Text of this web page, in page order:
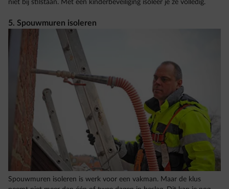
niet bij stilstaan. Met een kinderbeveiliging isoleer je ze volledig.
5. Spouwmuren isoleren
Spouwmuren isoleren is werk voor een vakman. Maar de klus